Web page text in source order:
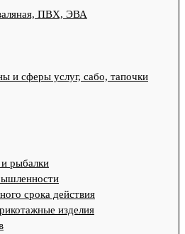
ПВХ, ЭВА
и сферы услуг, сабо, тапочки
рыбалки
срока действия
изделия